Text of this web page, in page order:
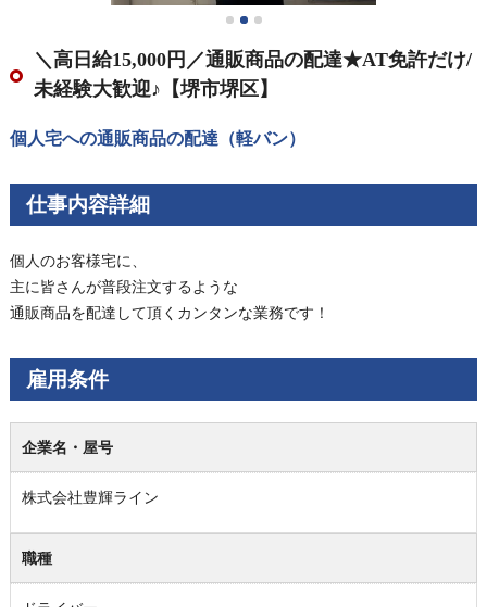
＼高日給15,000円／通販商品の配達★AT免許だけ/
未経験大歓迎♪【堺市堺区】
個人宅への通販商品の配達（軽バン）
仕事内容詳細
個人のお客様宅に、
主に皆さんが普段注文するような
通販商品を配達して頂くカンタンな業務です！
雇用条件
企業名・屋号
株式会社豊輝ライン
職種